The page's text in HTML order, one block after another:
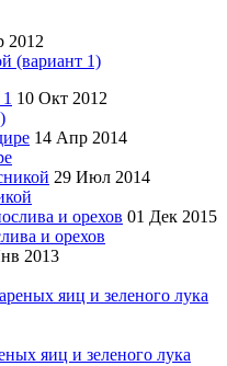
2012
(вариант 1)
10 Окт 2012
14 Апр 2014
29 Июл 2014
01 Дек 2015
и орехов
2013
яиц и зеленого лука